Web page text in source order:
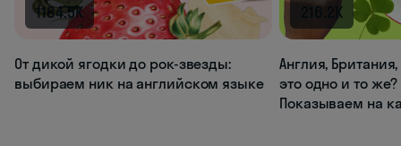
1184.5K
От дикой ягодки до рок-звезды:
выбираем ник на английском языке
216.2K
Англия,
это одно и то
Показываем на